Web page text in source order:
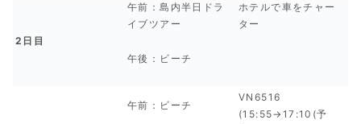
2日目
午前：島内半日ドラ
イブツアー
午後：ビーチ
ホテルで車をチャー
ター
午前：ビーチ
VN6516
(15:55→17:10(予